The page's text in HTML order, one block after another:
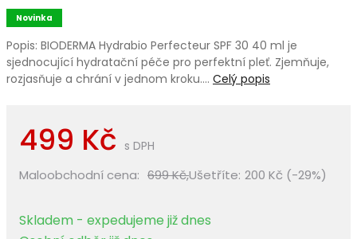
Novinka
Popis: BIODERMA Hydrabio Perfecteur SPF 30 40 ml je
sjednocující hydratační péče pro perfektní pleť. Zjemňuje,
rozjasňuje a chrání v jednom kroku.… Celý popis
499 Kč s DPH
Maloobchodní cena: 699 Kč,Ušetříte: 200 Kč (-29%)
Skladem - expedujeme již dnes